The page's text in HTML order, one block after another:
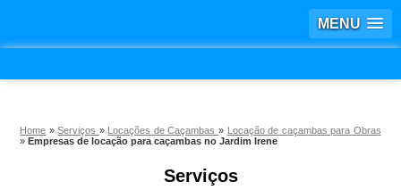
MENU
Home »Serviços » Locações de Caçambas » Locação de caçambas para Obras
»Empresas de locação para caçambas no Jardim Irene
Serviços